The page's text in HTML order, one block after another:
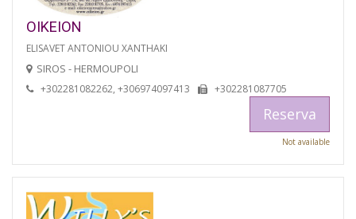
OIKEION
ELISAVET ANTONIOU XANTHAKI
SIROS - HERMOUPOLI
+302281082262, +306974097413 +302281087705
Reserva
Not available